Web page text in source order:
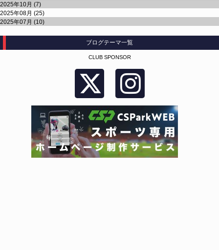
2025年10月 (7)
2025年08月 (25)
2025年07月 (10)
ブログテーマ一覧
CLUB SPONSOR